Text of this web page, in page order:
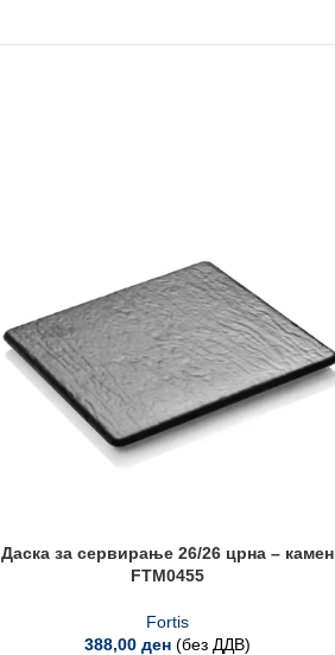
Даска за сервирање 26/26 црна – камен
FTM0455
Fortis
388,00ден (без ДДВ)